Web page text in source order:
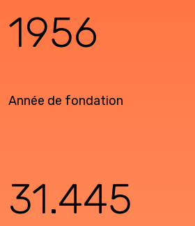
1956
Année de fondation
31.445